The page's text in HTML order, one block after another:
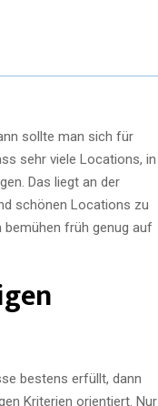
sollte man sich für
sehr viele Locations, in
Das liegt an der
schönen Locations zu
bemühen früh genug auf
bestens erfüllt, dann
Kriterien orientiert. Nur